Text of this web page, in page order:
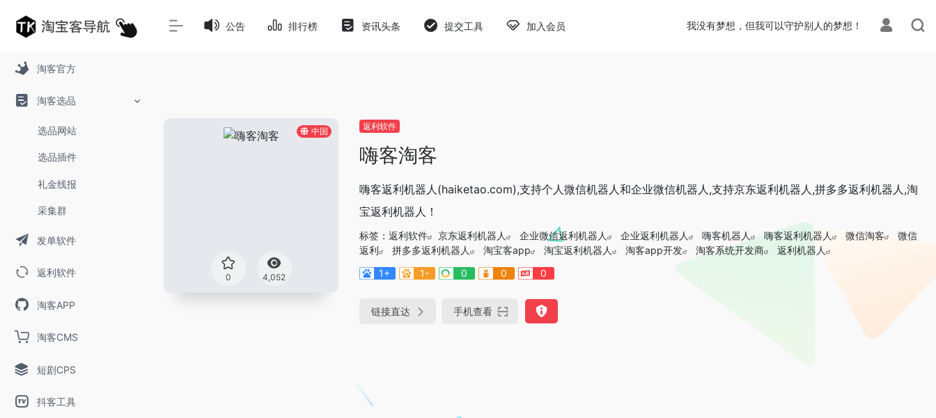
淘客官方
淘客选品
选品网站
选品插件
礼金线报
采集群
发单软件
返利软件
淘客APP
淘客CMS
短剧CPS
抖客工具
公告 排行榜 资讯头条 提交工具 加入会员 我没有梦想，但我可以守护别人的梦想！
中国
0 4,052
返利软件
嗨客淘客
嗨客返利机器人(haiketao.com),支持个人微信机器人和企业微信机器人,支持京东返利机器人,拼多多返利机器人,淘
宝返利机器人！
标签： 返利软件 京东返利机器人 企业微信返利机器人 企业返利机器人 嗨客机器人 嗨客返利机器人 微信淘客
微信
返利
拼多多返利机器人 淘宝客app 淘宝返利机器人 淘客app开发 淘客系统开发商
返利机器人
1+
1- 0 0 0
链接直达 手机查看